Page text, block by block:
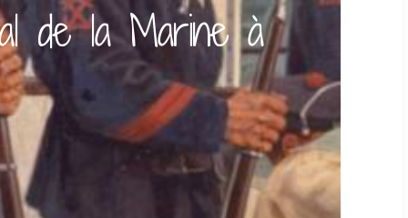
de la Marine à